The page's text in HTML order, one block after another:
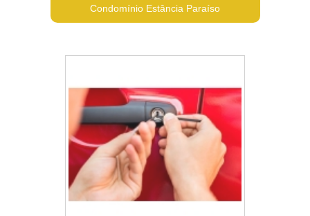
Condomínio Estância Paraíso